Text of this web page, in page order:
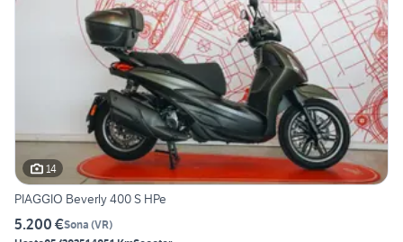
14
PIAGGIO Beverly 400 S HPe
5.200 €Sona (VR)